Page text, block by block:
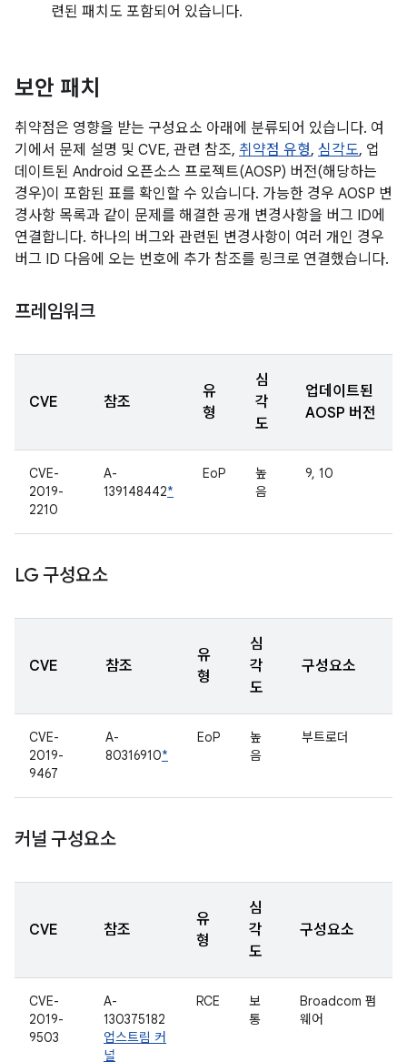
련된 패치도 포함되어 있습니다.
보안 패치
취약점은 영향을 받는 구성요소 아래에 분류되어 있습니다. 여
기에서 문제 설명 및 CVE, 관련 참조, 취약점 유형, 심각도, 업
데이트된 Android 오픈소스 프로젝트(AOSP) 버전(해당하는
경우)이 포함된 표를 확인할 수 있습니다. 가능한 경우 AOSP 변
경사항 목록과 같이 문제를 해결한 공개 변경사항을 버그 ID에
연결합니다. 하나의 버그와 관련된 변경사항이 여러 개인 경우
버그 ID 다음에 오는 번호에 추가 참조를 링크로 연결했습니다.
프레임워크
CVE 참조
유
형
심
각
도
업데이트된
AOSP 버전
CVE-
2019-
2210
A-
139148442*
EoP
높
음
9, 10
LG 구성요소
CVE 참조
유
형
심
각
도
구성요소
CVE-
2019-
9467
A-
80316910*
EoP
높
음
부트로더
커널 구성요소
CVE 참조
유
형
심
각
도
구성요소
CVE-
2019-
9503
A-
130375182
업스트림 커
널
RCE
보
통
Broadcom 펌
웨어